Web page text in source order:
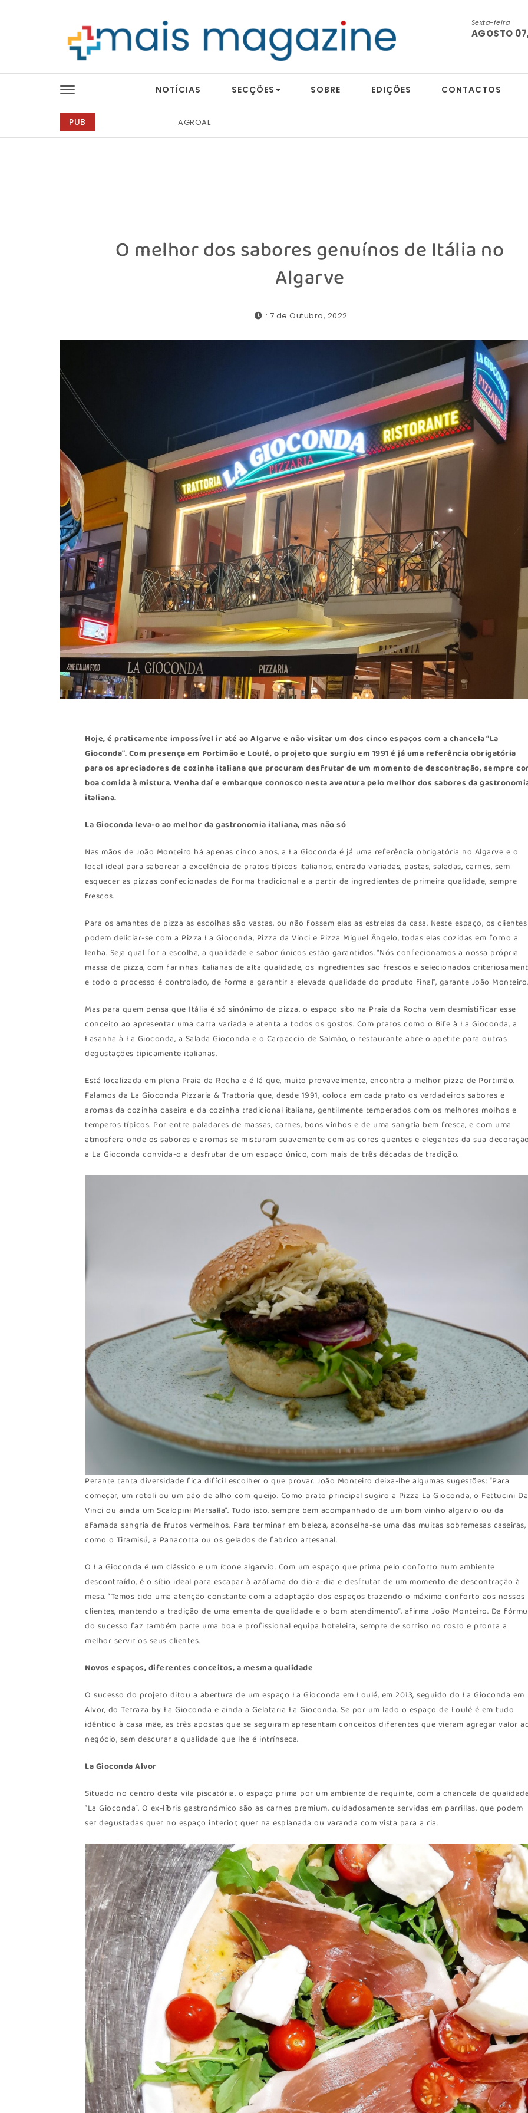
Sexta-feira
AGOSTO
NOTÍCIAS SECÇÕES SOBRE EDIÇÕES CONTACTOS
PUB Tintas 2000
O melhor dos sabores genuínos de Itália no
Algarve
: 7 de Outubro, 2022
Hoje, é praticamente impossível ir até ao Algarve e não visitar um dos cinco espaços com a chancela “La
Gioconda”. Com presença em Portimão e Loulé, o projeto que surgiu em 1991 é já uma referência obrigatória
para os apreciadores de cozinha italiana que procuram desfrutar de um momento de descontração, sempre
boa comida à mistura. Venha daí e embarque connosco nesta aventura pelo melhor dos sabores da
italiana.
La Gioconda leva-o ao melhor da gastronomia italiana, mas não só
Nas mãos de João Monteiro há apenas cinco anos, a La Gioconda é já uma referência obrigatória no Algarve e o
local ideal para saborear a excelência de pratos típicos italianos, entrada variadas, pastas, saladas, carnes, sem
esquecer as pizzas confecionadas de forma tradicional e a partir de ingredientes de primeira qualidade, sempre
frescos.
Para os amantes de pizza as escolhas são vastas, ou não fossem elas as estrelas da casa. Neste espaço, os clientes
podem deliciar-se com a Pizza La Gioconda, Pizza da Vinci e Pizza Miguel Ângelo, todas elas cozidas em forno a
lenha. Seja qual for a escolha, a qualidade e sabor únicos estão garantidos. “Nós confecionamos a nossa própria
massa de pizza, com farinhas italianas de alta qualidade, os ingredientes são frescos e selecionados
e todo o processo é controlado, de forma a garantir a elevada qualidade do produto final”, garante João Monteiro.
Mas para quem pensa que Itália é só sinónimo de pizza, o espaço sito na Praia da Rocha vem desmistificar esse
conceito ao apresentar uma carta variada e atenta a todos os gostos. Com pratos como o Bife à La Gioconda, a
Lasanha à La Gioconda, a Salada Gioconda e o Carpaccio de Salmão, o restaurante abre o apetite para outras
degustações tipicamente italianas.
Está localizada em plena Praia da Rocha e é lá que, muito provavelmente, encontra a melhor pizza de Portimão.
Falamos da La Gioconda Pizzaria & Trattoria que, desde 1991, coloca em cada prato os verdadeiros sabores e
aromas da cozinha caseira e da cozinha tradicional italiana, gentilmente temperados com os melhores molhos e
temperos típicos. Por entre paladares de massas, carnes, bons vinhos e de uma sangria bem fresca, e com uma
atmosfera onde os sabores e aromas se misturam suavemente com as cores quentes e elegantes da sua
a La Gioconda convida-o a desfrutar de um espaço único, com mais de três décadas de tradição.
Perante tanta diversidade fica difícil escolher o que provar. João Monteiro deixa-lhe algumas sugestões: “Para
começar, um rotoli ou um pão de alho com queijo. Como prato principal sugiro a Pizza La Gioconda, o Fettucini Da
Vinci ou ainda um Scalopini Marsalla”. Tudo isto, sempre bem acompanhado de um bom vinho algarvio ou da
afamada sangria de frutos vermelhos. Para terminar em beleza, aconselha-se uma das muitas sobremesas caseiras,
como o Tiramisú, a Panacotta ou os gelados de fabrico artesanal.
O La Gioconda é um clássico e um ícone algarvio. Com um espaço que prima pelo conforto num ambiente
descontraído, é o sítio ideal para escapar à azáfama do dia-a-dia e desfrutar de um momento de descontração à
mesa. “Temos tido uma atenção constante com a adaptação dos espaços trazendo o máximo conforto aos nossos
clientes, mantendo a tradição de uma ementa de qualidade e o bom atendimento”, afirma João Monteiro. Da
do sucesso faz também parte uma boa e profissional equipa hoteleira, sempre de sorriso no rosto e pronta a
melhor servir os seus clientes.
Novos espaços, diferentes conceitos, a mesma qualidade
O sucesso do projeto ditou a abertura de um espaço La Gioconda em Loulé, em 2013, seguido do La Gioconda em
Alvor, do Terraza by La Gioconda e ainda a Gelataria La Gioconda. Se por um lado o espaço de Loulé é em tudo
idêntico à casa mãe, as três apostas que se seguiram apresentam conceitos diferentes que vieram agregar valor
negócio, sem descurar a qualidade que lhe é intrínseca.
La Gioconda Alvor
Situado no centro desta vila piscatória, o espaço prima por um ambiente de requinte, com a chancela de
“La Gioconda”. O ex-líbris gastronómico são as carnes premium, cuidadosamente servidas em parrillas, que podem
ser degustadas quer no espaço interior, quer na esplanada ou varanda com vista para a ria.